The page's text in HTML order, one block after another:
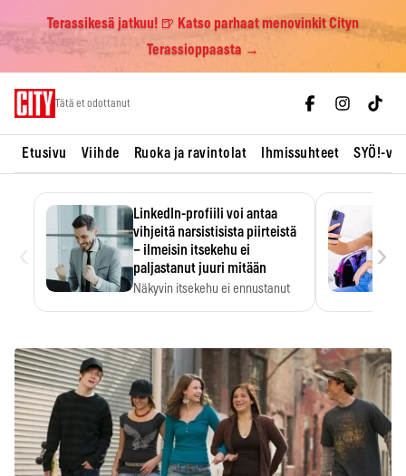
Terassikesä jatkuu! 🍺 Katso parhaat menovinkit Cityn
Terassioppaasta →
Tätä et odottanut
Etusivu Viihde Ruoka ja ravintolat Ihmissuhteet SYÖ!-
LinkedIn-profiili voi antaa
vihjeitä narsistisista piirteistä
– ilmeisin itsekehu ei
paljastanut juuri mitään
Näkyvin itsekehu ei ennustanut
›